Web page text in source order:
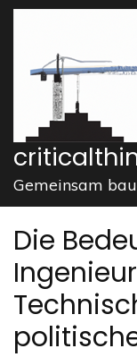
Zum
springen
drücken)
Gemeinsam
Die